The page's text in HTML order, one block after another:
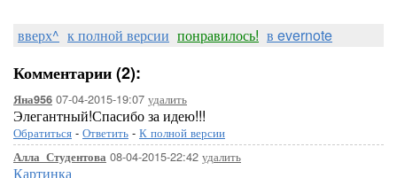
вверх^ к полной версии понравилось! в evernote
Комментарии (2):
Яна956 07-04-2015-19:07 удалить
Элегантный!Спасибо за идею!!!
Обратиться - Ответить - К полной версии
Алла_Студентова 08-04-2015-22:42 удалить
Картинка